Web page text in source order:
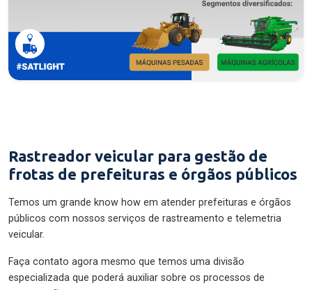
Rastreador veicular para gestão de
frotas de prefeituras e órgãos públicos
Temos um grande know how em atender prefeituras e órgãos
públicos com nossos serviços de rastreamento e telemetria
veicular.
Faça contato agora mesmo que temos uma divisão
especializada que poderá auxiliar sobre os processos de